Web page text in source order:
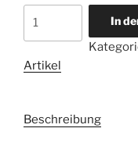
In
Artikel
Beschreibung